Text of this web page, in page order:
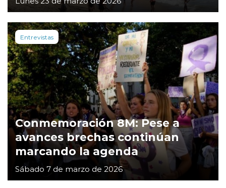
Entrevistas
Conmemoración 8M: Pese a
avances brechas continúan
marcando la agenda
Sábado 7 de marzo de 2026